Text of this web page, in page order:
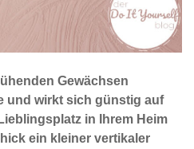
Gewächsen
und wirkt sich günstig auf
in Ihrem Heim
ein kleiner vertikaler